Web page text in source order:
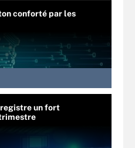
conforté par les
un fort